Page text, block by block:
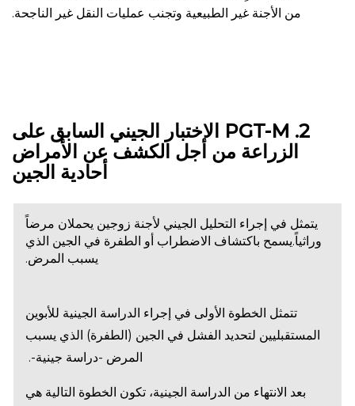
من الأجنة غير الطبيعية وتجنب عمليات النقل غير الناجحة.
2. PGT-M الاختبار الجيني السابق على
الزراعة من أجل الكشف عن الأمراض
أحادية الجين
يتمثل في إجراء التحليل الجيني لأجنة زوجين يحملان مرضاً
وراثياً.يسمح باكتشاف الاضطراب أو الطفرة في الجين الذي
يسبب المرض.
تتمثل الخطوة الأولى في إجراء الدراسة الجينية للأبوين
المستقبليين لتحديد الفشل في الجين (الطفرة) الذي يسبب
المرض -دراسة جينية-.
بعد الانتهاء من الدراسة الجينية، تكون الخطوة التالية هي